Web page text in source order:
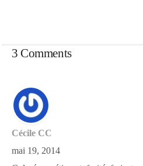
3 Comments
Cécile CC
mai 19, 2014